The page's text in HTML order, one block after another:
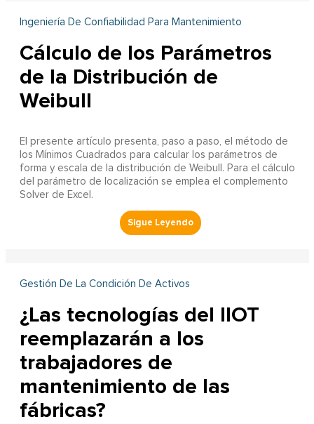
Ingeniería De Confiabilidad Para Mantenimiento
Cálculo de los Parámetros
de la Distribución de
Weibull
El presente artículo presenta, paso a paso, el método de
los Mínimos Cuadrados para calcular los parámetros de
forma y escala de la distribución de Weibull. Para el cálculo
del parámetro de localización se emplea el complemento
Solver de Excel.
Gestión De La Condición De Activos
¿Las tecnologías del IIOT
reemplazarán a los
trabajadores de
mantenimiento de las
fábricas?